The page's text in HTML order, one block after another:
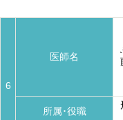
6
医師名
所属･役職